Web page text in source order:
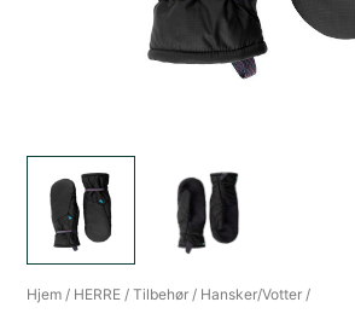
Hjem / HERRE /Tilbehør / Hansker/Votter /